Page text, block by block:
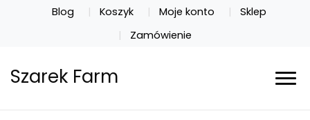
Blog Koszyk Moje konto
Sklep
Zamówienie
Szarek Farm